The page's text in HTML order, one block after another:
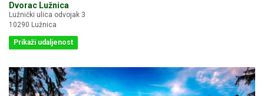
Dvorac Lužnica
Lužnički ulica odvojak 3
10290 Lužnica
Prikaži udaljenost